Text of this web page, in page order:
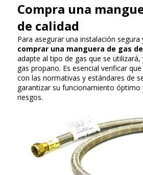
Compra una
de calidad
Para asegurar una instalación segura
comprar una manguera de gas
adapte al tipo de gas que se
gas propano. Es esencial verificar
con las normativas y estándares de
garantizar su funcionamiento óptimo
riesgos.